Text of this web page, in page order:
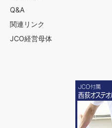
Q&A
関連リンク
JCO経営母体